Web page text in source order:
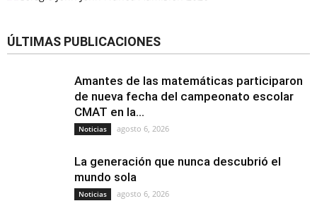
ÚLTIMAS PUBLICACIONES
Amantes de las matemáticas participaron
de nueva fecha del campeonato escolar
CMAT en la...
Noticias agosto 6, 2026
La generación que nunca descubrió el
mundo sola
Noticias agosto 6, 2026